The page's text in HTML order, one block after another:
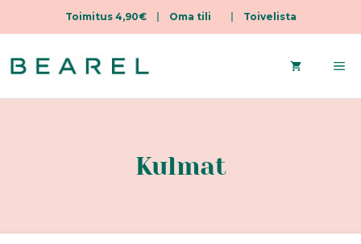
Toimitus 4,90€| Oma tili Toivelista
sisältöön
Kulmat